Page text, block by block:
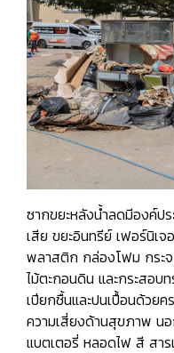
ซากขยะหลังน้ำลดมีองค์ป
เสีย ขยะอินทรีย์ เฟอร์นิเจ
พลาสติก กล่องโฟม กระจ
ไม้ตะกอนดิน และกระสอบ
เปียกชื้นและปนเปื้อนด้วยค
ความเสี่ยงด้านสุขภาพ นอ
แบตเตอรี่ หลอดไฟ สี สา